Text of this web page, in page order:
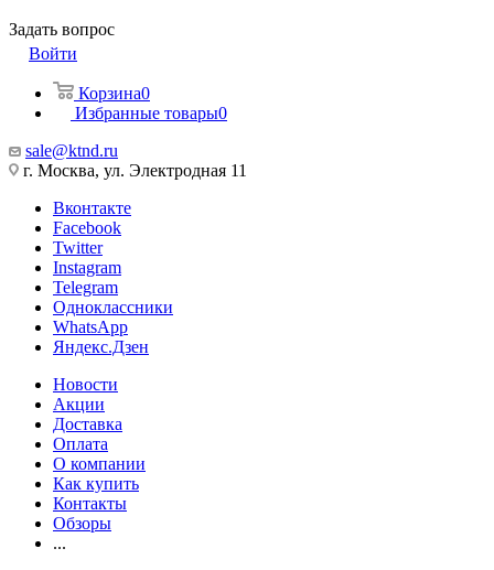
Задать вопрос
Войти
Корзина0
Избранные товары0
sale@ktnd.ru
г. Москва, ул. Электродная 11
Вконтакте
Facebook
Twitter
Instagram
Telegram
Одноклассники
WhatsApp
Яндекс.Дзен
Новости
Акции
Доставка
Оплата
О компании
Как купить
Контакты
Обзоры
...